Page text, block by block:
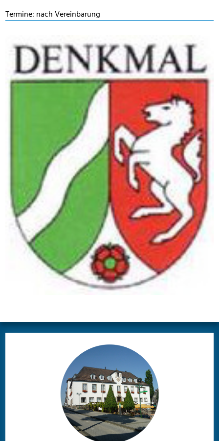
Termine: nach Vereinbarung